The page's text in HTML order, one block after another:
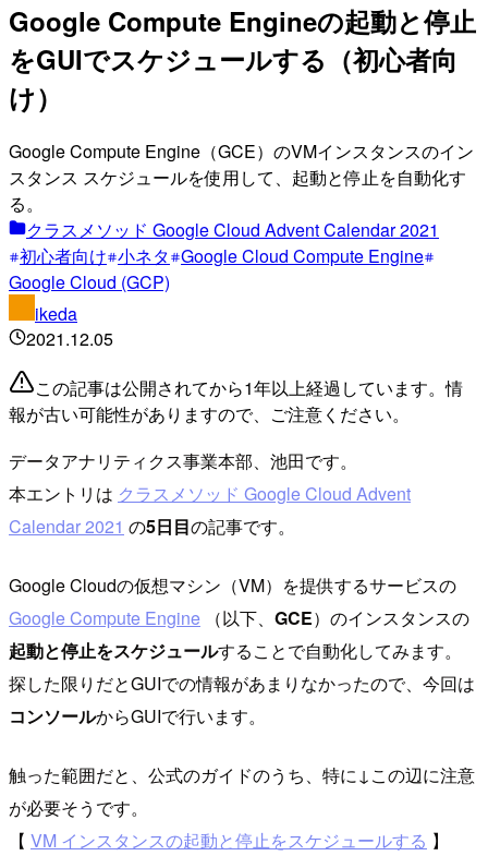
Google Compute Engineの起動と停止
をGUIでスケジュールする（初心者向
け）
Google Compute Engine（GCE）のVMインスタンスのイン
スタンス スケジュールを使用して、起動と停止を自動化す
る。
クラスメソッド Google Cloud Advent Calendar 2021
初心者向け 小ネタ Google Cloud Compute Engine
Google Cloud (GCP)
ikeda
2021.12.05
この記事は公開されてから1年以上経過しています。情
報が古い可能性がありますので、ご注意ください。
データアナリティクス事業本部、池田です。
本エントリは クラスメソッド Google Cloud Advent
Calendar 2021 の5日目の記事です。
Google Cloudの仮想マシン（VM）を提供するサービスの
Google Compute Engine （以下、 GCE）のインスタンスの
起動と停止をスケジュールすることで自動化してみます。
探した限りだとGUIでの情報があまりなかったので、今回は
コンソールからGUIで行います。
触った範囲だと、公式のガイドのうち、特に↓この辺に注意
が必要そうです。
【 VM インスタンスの起動と停止をスケジュールする 】